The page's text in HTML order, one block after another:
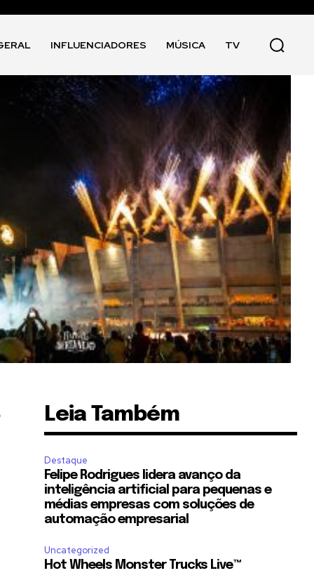
INFLUENCIADORES MÚSICA TV
Leia Também
Destaque
Felipe Rodrigues lidera avanço da
inteligência artificial para pequenas e
médias empresas com soluções de
automação empresarial
Uncategorized
Hot Wheels Monster Trucks Live™